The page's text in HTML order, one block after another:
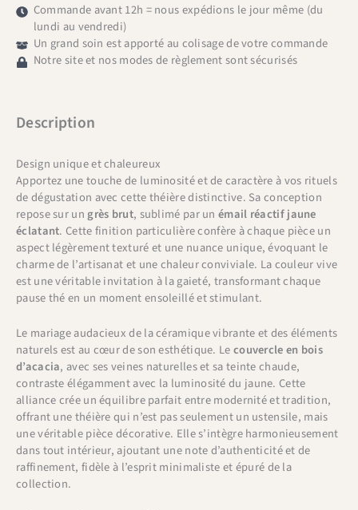
Commande avant 12h = nous expédions le jour même (du
lundi au vendredi)
Un grand soin est apporté au colisage de votre commande
Notre site et nos modes de règlement sont sécurisés
Description
Design unique et chaleureux
Apportez une touche de luminosité et de caractère à vos rituels
de dégustation avec cette théière distinctive. Sa conception
repose sur un grès brut, sublimé par unémail réactif jaune
éclatant. Cette finition particulière confère à chaque pièce un
aspect légèrement texturé et une nuance unique, évoquant le
charme de l’artisanat et une chaleur conviviale. La couleur vive
est une véritable invitation à la gaieté, transformant chaque
pause thé en un moment ensoleillé et stimulant.
Le mariage audacieux de la céramique vibrante et des éléments
naturels est au cœur de son esthétique. Lecouvercle en bois
d’acacia, avec ses veines naturelles et sa teinte chaude,
contraste élégamment avec la luminosité du jaune. Cette
alliance crée un équilibre parfait entre modernité et tradition,
offrant une théière qui n’est pas seulement un ustensile, mais
une véritable pièce décorative. Elle s’intègre harmonieusement
dans tout intérieur, ajoutant une note d’authenticité et de
raffinement, fidèle à l’esprit minimaliste et épuré de la
collection.